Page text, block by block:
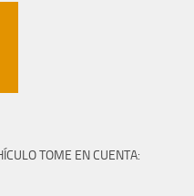
TOME EN CUENTA: